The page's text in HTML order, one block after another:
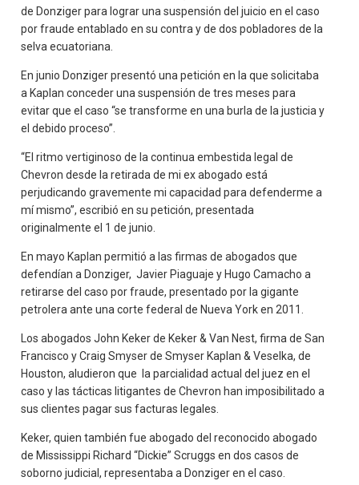
de Donziger para lograr una suspensión del juicio en el caso
por fraude entablado en su contra y de dos pobladores de la
selva ecuatoriana.
En junio Donziger presentó una petición en la que solicitaba
a Kaplan conceder una suspensión de tres meses para
evitar que el caso “se transforme en una burla de la justicia y
el debido proceso”.
“El ritmo vertiginoso de la continua embestida legal de
Chevron desde la retirada de mi ex abogado está
perjudicando gravemente mi capacidad para defenderme a
mí mismo”, escribió en su petición, presentada
originalmente el 1 de junio.
En mayo Kaplan permitió a las firmas de abogados que
defendían a Donziger, Javier Piaguaje y Hugo Camacho a
retirarse del caso por fraude, presentado por la gigante
petrolera ante una corte federal de Nueva York en 2011.
Los abogados John Keker de Keker & Van Nest, firma de San
Francisco y Craig Smyser de Smyser Kaplan & Veselka, de
Houston, aludieron que la parcialidad actual del juez en el
caso y las tácticas litigantes de Chevron han imposibilitado a
sus clientes pagar sus facturas legales.
Keker, quien también fue abogado del reconocido abogado
de Mississippi Richard “Dickie” Scruggs en dos casos de
soborno judicial, representaba a Donziger en el caso.